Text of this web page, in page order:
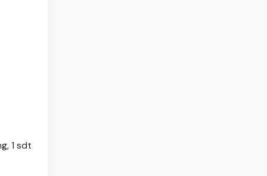
1 sdt